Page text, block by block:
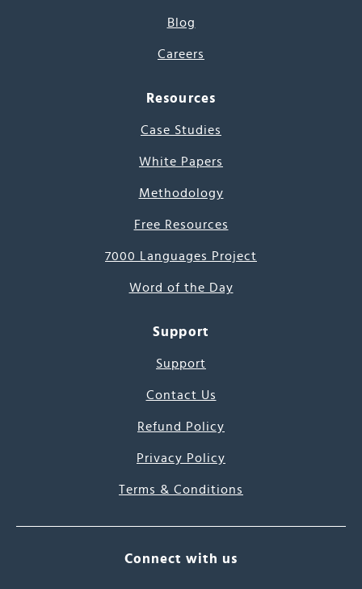
Blog
Careers
Resources
Case Studies
White Papers
Methodology
Free Resources
7000 Languages Project
Word of the Day
Support
Support
Contact Us
Refund Policy
Privacy Policy
Terms & Conditions
Connect with us